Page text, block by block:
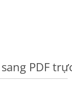
PDF